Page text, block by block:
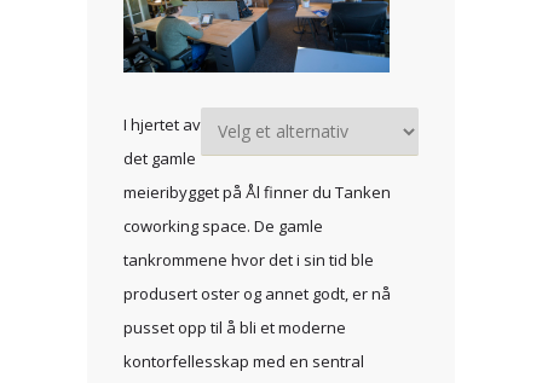
I hjertet av
det gamle
meieribygget på Ål finner du Tanken
coworking space. De gamle
tankrommene hvor det i sin tid ble
produsert oster og annet godt, er nå
pusset opp til å bli et moderne
kontorfellesskap med en sentral